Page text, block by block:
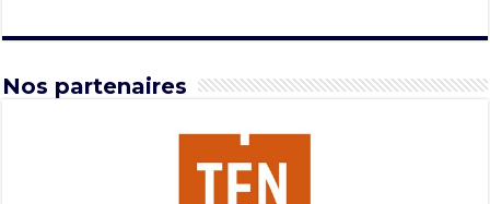
Nos partenaires